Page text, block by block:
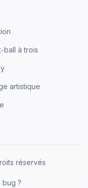
ball à trois
artistique
réservés
bug ?